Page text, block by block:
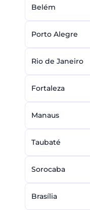
Belém
Porto Alegre
Rio de Janeiro
Fortaleza
Manaus
Taubaté
Sorocaba
Brasília